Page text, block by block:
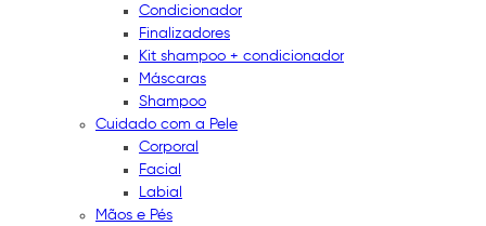
Condicionador
Finalizadores
Kit shampoo + condicionador
Máscaras
Shampoo
Cuidado com a Pele
Corporal
Facial
Labial
Mãos e Pés